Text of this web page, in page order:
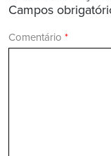
Campos
Comentário *